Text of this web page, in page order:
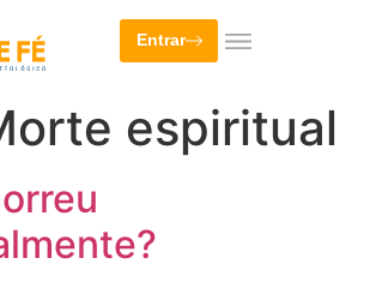
Entrar
espiritual